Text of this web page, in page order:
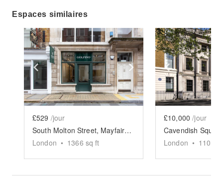
Espaces similaires
Show previous slide Show next slide
£529 /jour
South Molton Street, Mayfair - The Green Boutique
London • 1366 sq ft
Show
£10,000 /jour
London • 11000